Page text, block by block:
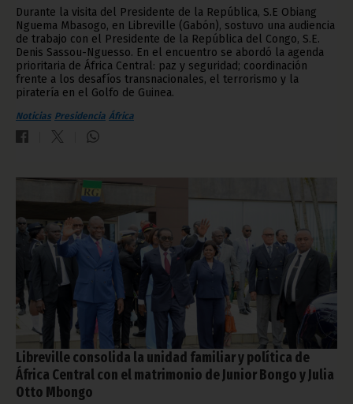
Durante la visita del Presidente de la República, S.E Obiang
Nguema Mbasogo, en Libreville (Gabón), sostuvo una audiencia
de trabajo con el Presidente de la República del Congo, S.E.
Denis Sassou-Nguesso. En el encuentro se abordó la agenda
prioritaria de África Central: paz y seguridad; coordinación
frente a los desafíos transnacionales, el terrorismo y la
piratería en el Golfo de Guinea.
Noticias Presidencia África
Libreville consolida la unidad familiar y política de
África Central con el matrimonio de Junior Bongo y Julia
Otto Mbongo